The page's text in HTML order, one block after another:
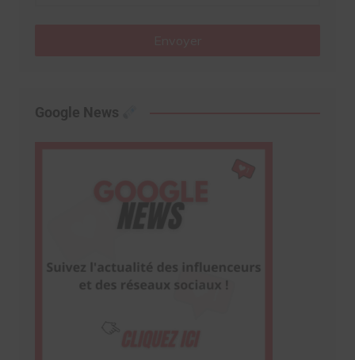
Google News